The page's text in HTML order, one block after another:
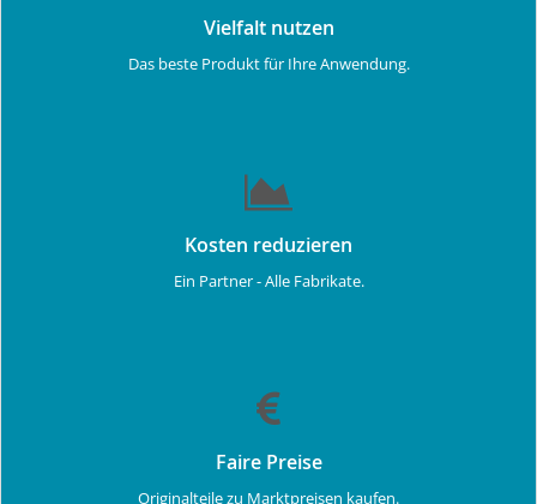
Vielfalt nutzen
Das beste Produkt für Ihre Anwendung.
Kosten reduzieren
Ein Partner - Alle Fabrikate.
Faire Preise
Originalteile zu Marktpreisen kaufen.